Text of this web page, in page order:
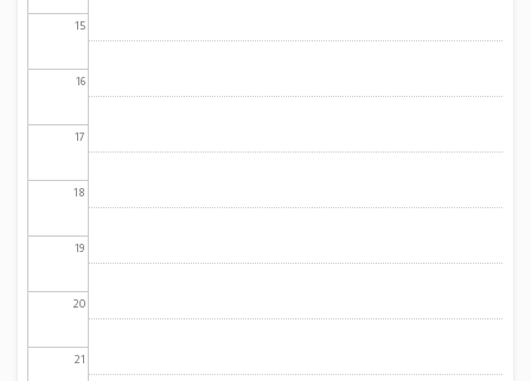
15
16
17
18
19
20
21